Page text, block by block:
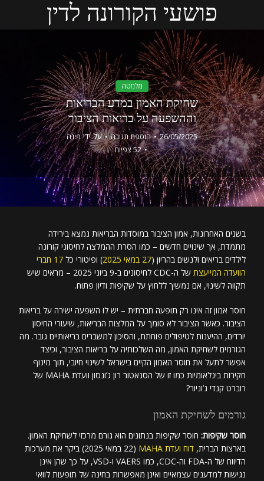
פושעי הקורונה לדין
מלמטה
שחיקת האמון במדע הבריאות
וההשפעה על בריאות הציבור
26/05/2025 הוספת תגובה על ידיפינה
52 צפיות
בשנים האחרונות, אמון הציבור במוסדות הבריאות נמצא בירידה
מתמדת, אך שינויים חדשים – כמו הסרת ההמלצה לחיסוני קורונה
לילדים בריאים ולנשים בהריון (27 במאי 2025 ) ופיטורי כל
17 חברי
הוועדה המייעצת
של ה-CDC לחיסונים ב-9 ביוני 2025 – מראים שיש
תקווה לשינוי, אם נמשיך ללחוץ על שקיפות ודיון פתוח.
חוסר אמון זה אינו רק תופעה חברתית – יש לו השפעה ישירה על בריאות
הציבור. כאשר הציבור לא סומך על המלצות הבריאות, שיעורי החיסון
יורדים, ההיענות לטיפולים פוחתת, והסיכון למשברים בריאותיים גובר. מה
הגורמים לשחיקת האמון, מה השלכותיה על בריאות הציבור, וכיצד
אפשר לתעל את חוסר האמון הקיים בישראל לשינוי חיובי, תוך מינוף
חקירות בינלאומיות כמו זו של הסנאטור רון ג’ונסון וועדת MAHA של
רוברט קנדי ג’וניור?
גורמים לשחיקת האמון
חוסר שקיפות: חוסר שקיפות בנתונים הוא גורם מרכזי לשחיקת האמון.
בארצות הברית,דוח ועדת MAHA
(22 במאי 2025) ביקר את מערכות
הדיווח של ה-FDA וה-CDC, כמו VAERS ו-VSD, על כך שהן אינן
נגישות למדענים עצמאיים ואינן מאפשרות בחינה של תופעות לוואי